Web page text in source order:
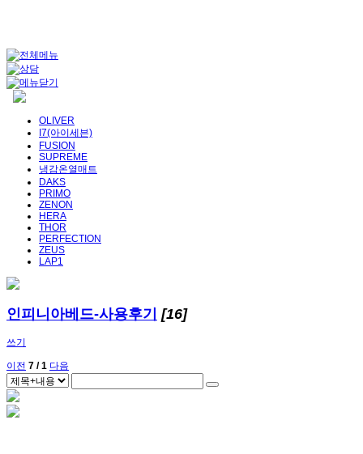
OLIVER
I7(아이세븐)
FUSION
SUPREME
냉감온열매트
DAKS
PRIMO
ZENON
HERA
THOR
PERFECTION
ZEUS
LAP1
인피니아베드-사용후기 [16]
쓰기
이전 7 / 1 다음